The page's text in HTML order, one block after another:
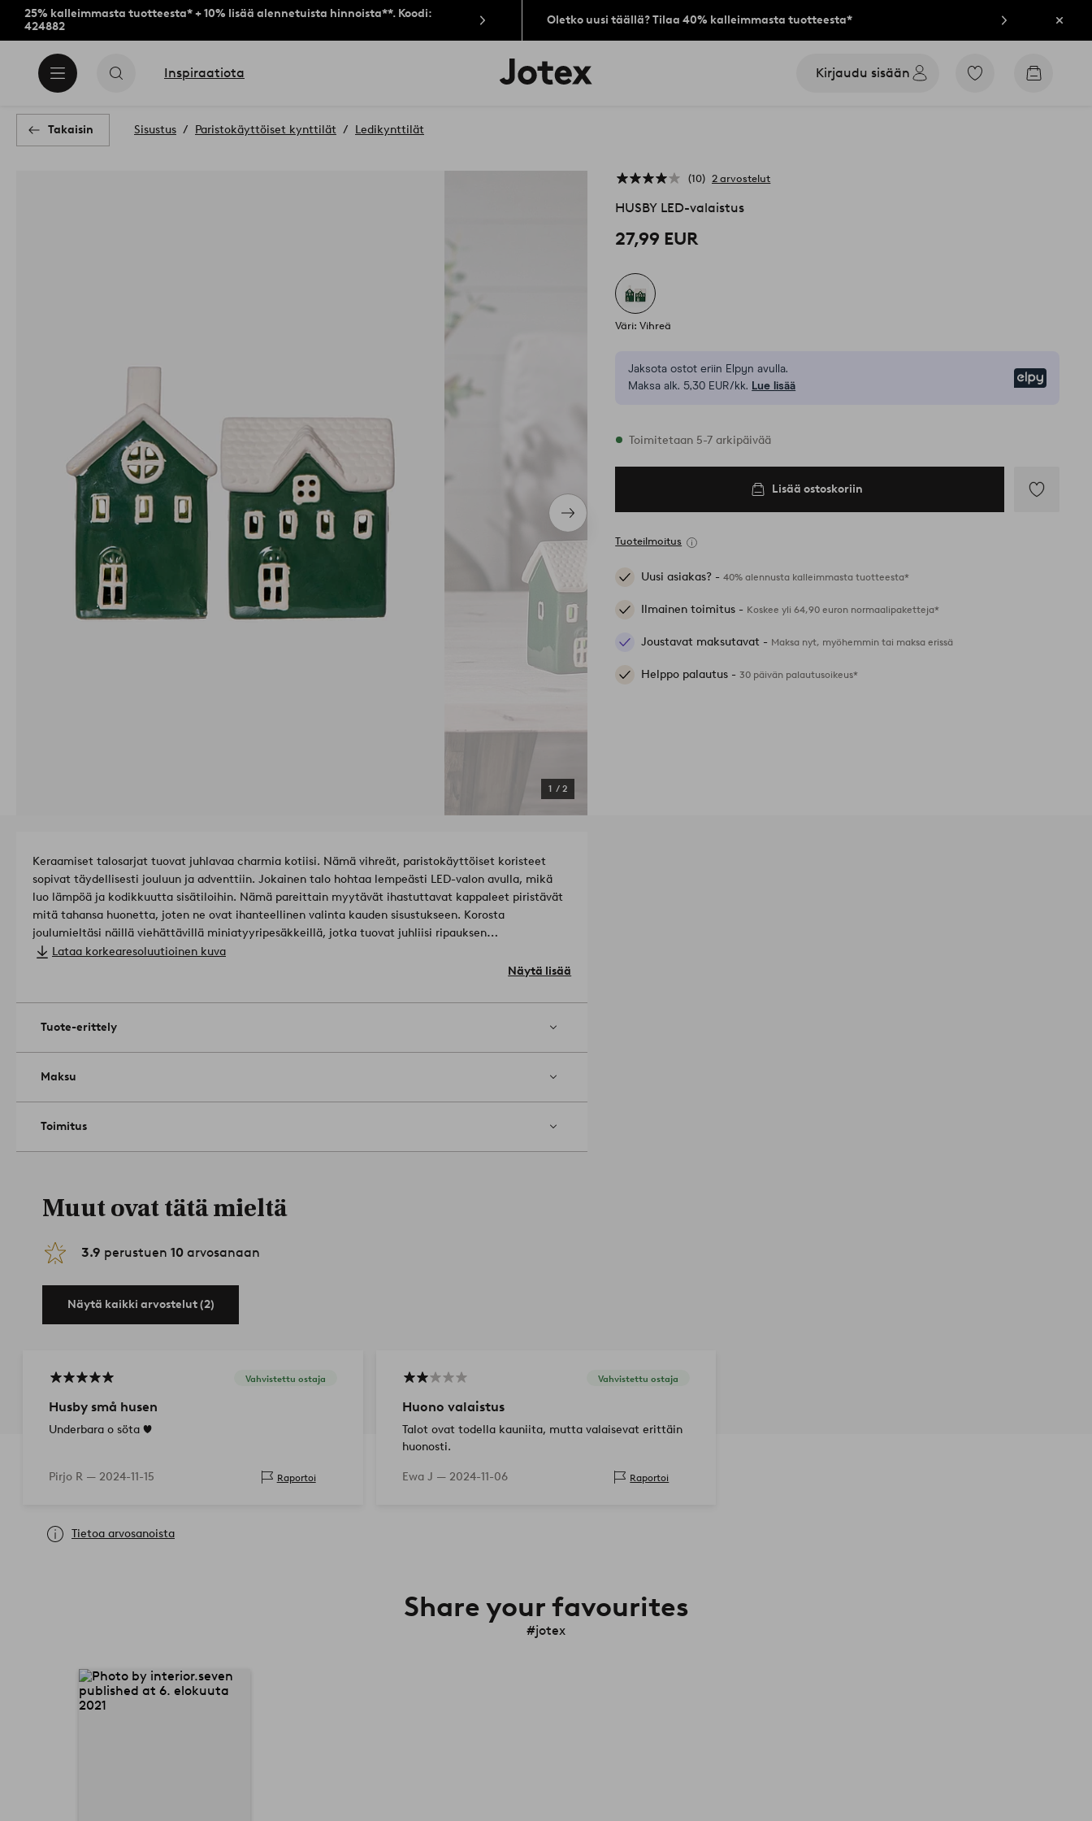
25% kalleimmasta tuotteesta* + 10% lisää alennetuista hinnoista**. Koodi:
424882
Oletko uusi täällä? Tilaa 40% kalleimmasta tuotteesta* Sulje
Inspiraatiota
Jotex-
logo
Kirjaudu sisään
Siirry
Siirry
Takaisin Sisustus Paristokäyttöiset kynttilät Ledikynttilät
Seuraava
tuote
1 / 2
10 2 arvostelut
HUSBY LED-valaistus
27,99 EUR
Väri: Vihreä
Jaksota ostot eriin Elpyn avulla.
Maksa alk. 5,30 EUR/kk. Lue lisää
Varastossa
Toimitetaan 5-7 arkipäivää
Lisää ostoskoriin
Tuoteilmoitus
Uusi asiakas? -40% alennusta kalleimmasta tuotteesta*
Ilmainen toimitus - Koskee yli 64,90 euron normaalipaketteja*
Joustavat maksutavat - Maksa nyt, myöhemmin tai maksa erissä
Helppo palautus -30 päivän palautusoikeus*
Keraamiset talosarjat tuovat juhlavaa charmia kotiisi. Nämä vihreät, paristokäyttöiset koristeet
sopivat täydellisesti jouluun ja adventtiin. Jokainen talo hohtaa lempeästi LED-valon avulla, mikä
luo lämpöä ja kodikkuutta sisätiloihin. Nämä pareittain myytävät ihastuttavat kappaleet piristävät
mitä tahansa huonetta, joten ne ovat ihanteellinen valinta kauden sisustukseen. Korosta
joulumieltäsi näillä viehättävillä miniatyyripesäkkeillä, jotka tuovat juhliisi ripauksen
lumoa.Pituus/Syvyys: 7 X Leveys: 19 X Korkeus: 15 cm.
Toimivat 2 st CR2032-akut. Paristot eivät sisälly toimitukseen.
Ajastin: 6 tuntia päällä, 18 tuntia pois päältä, toistuva ajastin.
Lataa korkearesoluutioinen kuva
Näytä lisää
Tuote-erittely
Maksu
Toimitus
Muut ovat tätä mieltä
3.9 perustuen 10 arvosanaan
Näytä kaikki arvostelut (2)
Vahvistettu ostaja
Husby små husen
Underbara o söta ❤️
Pirjo R — 2024-11-15 Raportoi
Vahvistettu ostaja
Huono valaistus
Talot ovat todella kauniita, mutta valaisevat erittäin
huonosti.
Ewa J — 2024-11-06 Raportoi
Tietoa arvosanoista
Share your favourites
#jotex